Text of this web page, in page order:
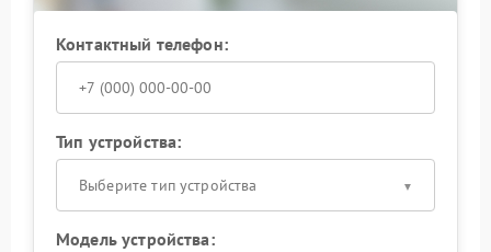
Контактный телефон:
Тип устройства:
Выберите тип устройства
Модель устройства: